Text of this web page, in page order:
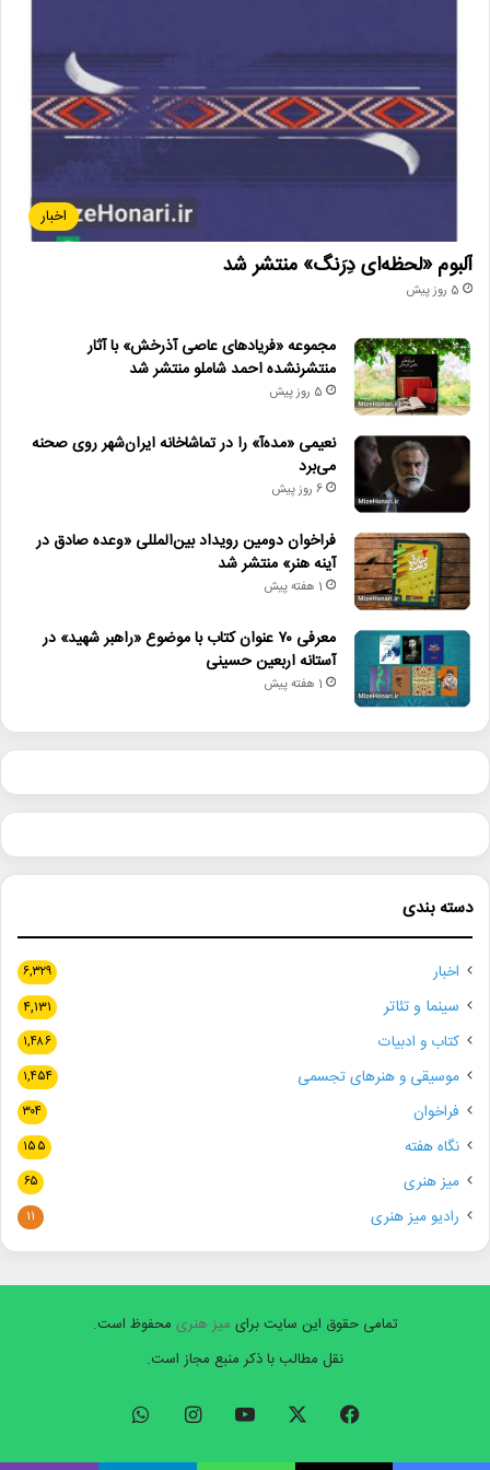
اخبار
آلبوم «لحظه‌ای دِرَنگ» منتشر شد
5 روز پیش
مجموعه «فریادهای عاصی آذرخش» با آثار
منتشرنشده احمد شاملو منتشر شد
5 روز پیش
نعیمی «مده‌آ» را در تماشاخانه ایران‌شهر روی صحنه
می‌برد
6 روز پیش
فراخوان دومین رویداد بین‌المللی «وعده صادق در
آینه هنر» منتشر شد
1 هفته پیش
معرفی ۷۰ عنوان کتاب با موضوع «راهبر شهید» در
آستانه اربعین حسینی
1 هفته پیش
دسته بندی
اخبار ۶,۳۲۹
سینما و تئاتر ۴,۱۳۱
کتاب و ادبیات ۱,۴۸۶
موسیقی و هنرهای تجسمی ۱,۴۵۴
فراخوان ۳۰۴
نگاه هفته ۱۵۵
میز هنری ۶۵
رادیو میز هنری ۱۱
تمامی حقوق این سایت برای میز هنری محفوظ است.
نقل مطالب با ذکر منبع مجاز است.
فیسبوک ایکس یوتیوب اینستاگرام